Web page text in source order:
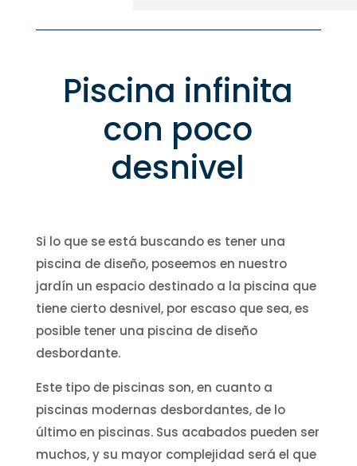
Piscina infinita
con poco
desnivel
Si lo que se está buscando es tener una
piscina de diseño, poseemos en nuestro
jardín un espacio destinado a la piscina que
tiene cierto desnivel, por escaso que sea, es
posible tener una piscina de diseño
desbordante.
Este tipo de piscinas son, en cuanto a
piscinas modernas desbordantes, de lo
último en piscinas. Sus acabados pueden ser
muchos, y su mayor complejidad será el que